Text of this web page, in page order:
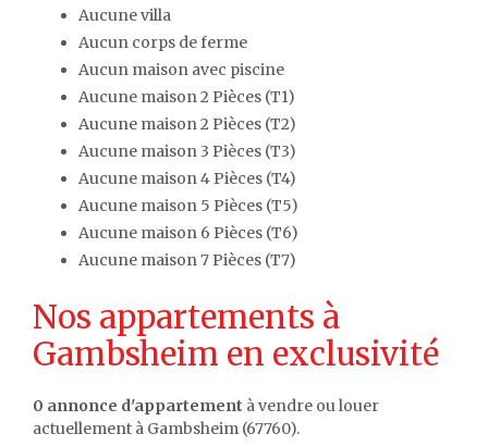
Aucune villa
Aucun corps de ferme
Aucun maison avec piscine
Aucune maison 2 Pièces (T1)
Aucune maison 2 Pièces (T2)
Aucune maison 3 Pièces (T3)
Aucune maison 4 Pièces (T4)
Aucune maison 5 Pièces (T5)
Aucune maison 6 Pièces (T6)
Aucune maison 7 Pièces (T7)
Nos appartements à
Gambsheim en exclusivité
0 annonce d'appartement à vendre ou louer
actuellement à Gambsheim (67760).